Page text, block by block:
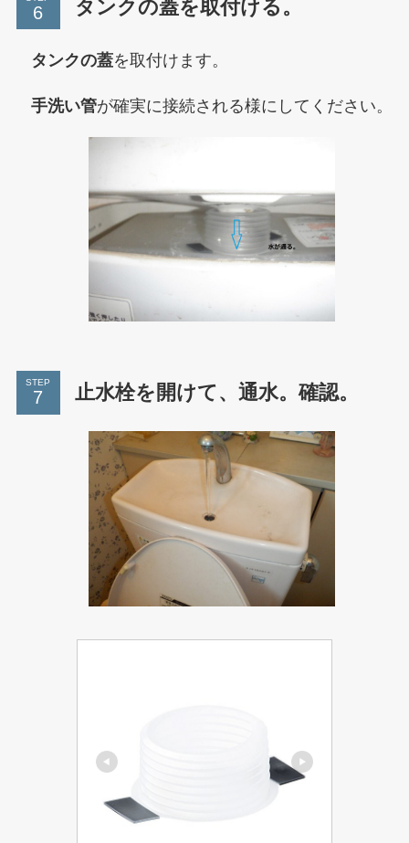
タンクの蓋を取付ける。
タンクの蓋を取付けます。
手洗い管が確実に接続される様にしてください。
STEP 止水栓を開けて、通水。確認。